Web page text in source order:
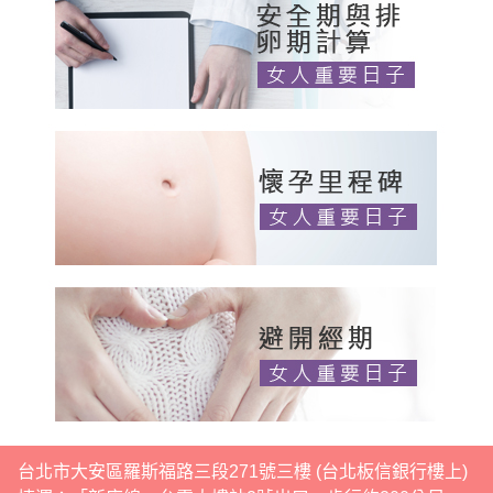
台北市大安區羅斯福路三段271號三樓 (台北板信銀行樓上)